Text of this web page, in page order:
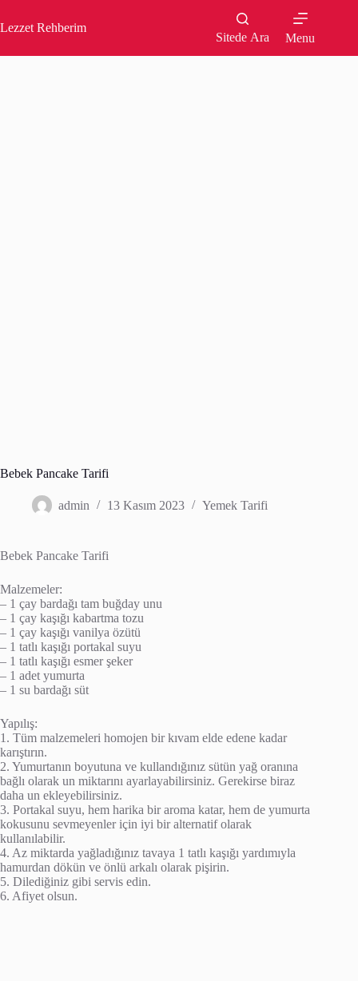
to
content
Lezzet Rehberim
Sitede Ara Menu
Bebek Pancake Tarifi
admin 13 Kasım 2023 Yemek Tarifi
Bebek Pancake Tarifi
Malzemeler:
– 1 çay bardağı tam buğday unu
– 1 çay kaşığı kabartma tozu
– 1 çay kaşığı vanilya özütü
– 1 tatlı kaşığı portakal suyu
– 1 tatlı kaşığı esmer şeker
– 1 adet yumurta
– 1 su bardağı süt
Yapılış:
1. Tüm malzemeleri homojen bir kıvam elde edene kadar
karıştırın.
2. Yumurtanın boyutuna ve kullandığınız sütün yağ oranına
bağlı olarak un miktarını ayarlayabilirsiniz. Gerekirse biraz
daha un ekleyebilirsiniz.
3. Portakal suyu, hem harika bir aroma katar, hem de yumurta
kokusunu sevmeyenler için iyi bir alternatif olarak
kullanılabilir.
4. Az miktarda yağladığınız tavaya 1 tatlı kaşığı yardımıyla
hamurdan dökün ve önlü arkalı olarak pişirin.
5. Dilediğiniz gibi servis edin.
6. Afiyet olsun.